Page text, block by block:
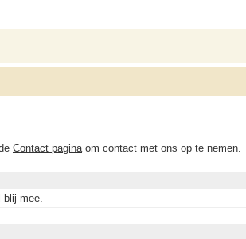
Contact paginaom contact met ons op te nemen.
blij mee.